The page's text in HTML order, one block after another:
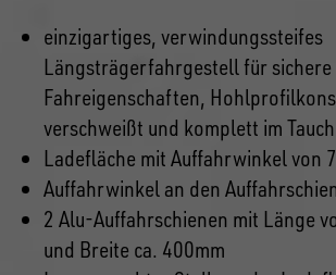
einzigartiges, verwindungssteifes
Längsträgerfahrgestell für sichere
Fahreigenschaften,
verschweißt und komplett im
Ladefläche mit Auffahrwinkel von
Auffahrwinkel an den
2 Alu-Auffahrschienen mit Länge
und Breite ca. 400mm